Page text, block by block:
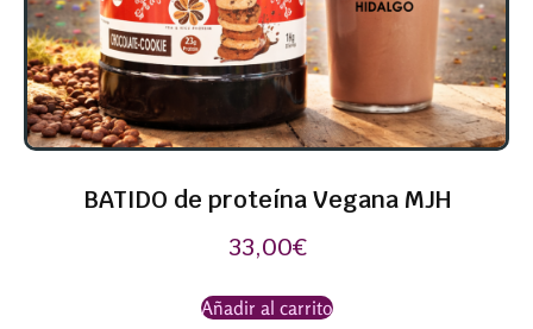
BATIDO de proteína Vegana MJH
33,00€
Añadir al carrito